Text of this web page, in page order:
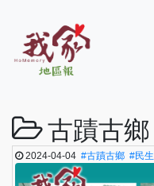
古蹟古鄉
2024-04-04#古蹟古鄉 #民生